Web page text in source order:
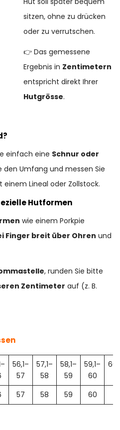
sitzen, ohne zu drücken
oder zu verrutschen.
👉 Das gemessene
Ergebnis in Zentimetern
entspricht direkt Ihrer
Hutgrösse.
einfach eine Schnur oder
den Umfang und messen Sie
Lineal oder Zollstock.
Hutformen
wie einem Porkpie
Finger breit über Ohren und
, runden Sie bitte
Zentimeter auf (z. B.
56,1–
57
57,1–
58
58,1–
59
59,1–
60
57 58 59 60